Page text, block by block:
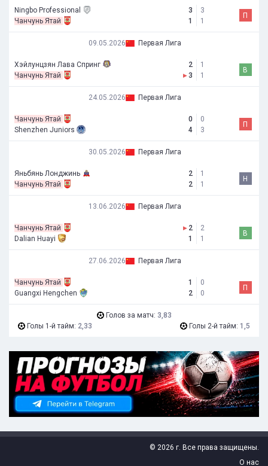
Ningbo Professional
Чанчунь Ятай
3
1
3
1
П
09.05.2026 Первая Лига
Хэйлунцзян Лава Спринг
Чанчунь Ятай
2
▸3
1
1
В
24.05.2026 Первая Лига
Чанчунь Ятай
Shenzhen Juniors
0
4
0
3
П
30.05.2026 Первая Лига
Яньбянь Лонджинь
Чанчунь Ятай
2
2
1
1
Н
13.06.2026 Первая Лига
Чанчунь Ятай
Dalian Huayi
▸ 2
1
2
1
В
27.06.2026 Первая Лига
Чанчунь Ятай
Guangxi Hengchen
1
2
0
0
П
Голов за матч: 3,83
Голы 1-й тайм: 2,33 Голы 2-й тайм: 1,5
© 2026 г. Все права защищены.
О нас